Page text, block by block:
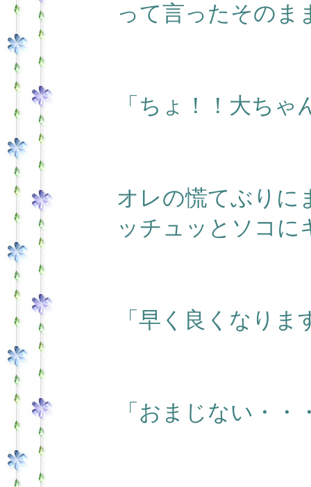
って言ったそのま
「ちょ！！大ちゃ
オレの慌てぶりに
ッチュッとソコに
「早く良くなり
「おまじない・・